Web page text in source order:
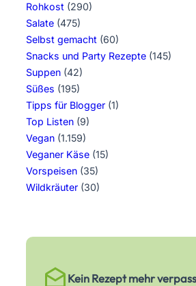
Rohkost (290)
Salate (475)
Selbst gemacht (60)
Snacks und Party Rezepte (145)
Suppen (42)
Süßes (195)
Tipps für Blogger (1)
Top Listen (9)
Vegan (1.159)
Veganer Käse (15)
Vorspeisen (35)
Wildkräuter (30)
Kein Rezept mehr